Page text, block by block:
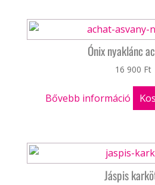
Ónix nyaklánc
16 900 Ft
Bővebb információ
Jáspis